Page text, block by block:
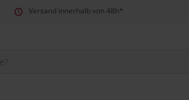
Versand innerhalb von 48h*